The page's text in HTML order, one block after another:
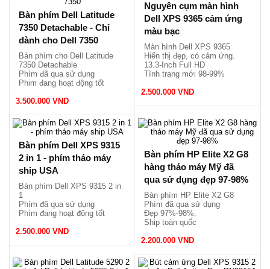
Bàn phím Dell Latitude
7350 Detachable - Chỉ
dành cho Dell 7350
Bàn phím cho Dell Latitude
7350 Detachable
Phím đã qua sử dụng
Phim đang hoạt động tốt
3.500.000 VND
Nguyên cụm màn hình
Dell XPS 9365 cảm ứng
màu bạc
Màn hình Dell XPS 9365
Hiển thị đẹp, có cảm ứng.
13.3-Inch Full HD
Tình trạng mới 98-99%
2.500.000 VND
Bàn phím Dell XPS 9315
2 in 1 - phím tháo máy
ship USA
Bàn phím Dell XPS 9315 2 in
1
Phím đã qua sử dụng
Phím đang hoạt động tốt
2.500.000 VND
Bàn phím HP Elite X2 G8
hàng tháo máy Mỹ đã
qua sử dụng đẹp 97-98%
Bàn phím HP Elite X2 G8
Phím đã qua sử dụng
Đẹp 97%-98%.
Ship toàn quốc
2.200.000 VND